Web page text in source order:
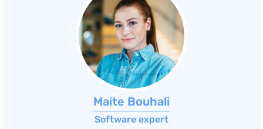
Maite Bouhali
Software expert